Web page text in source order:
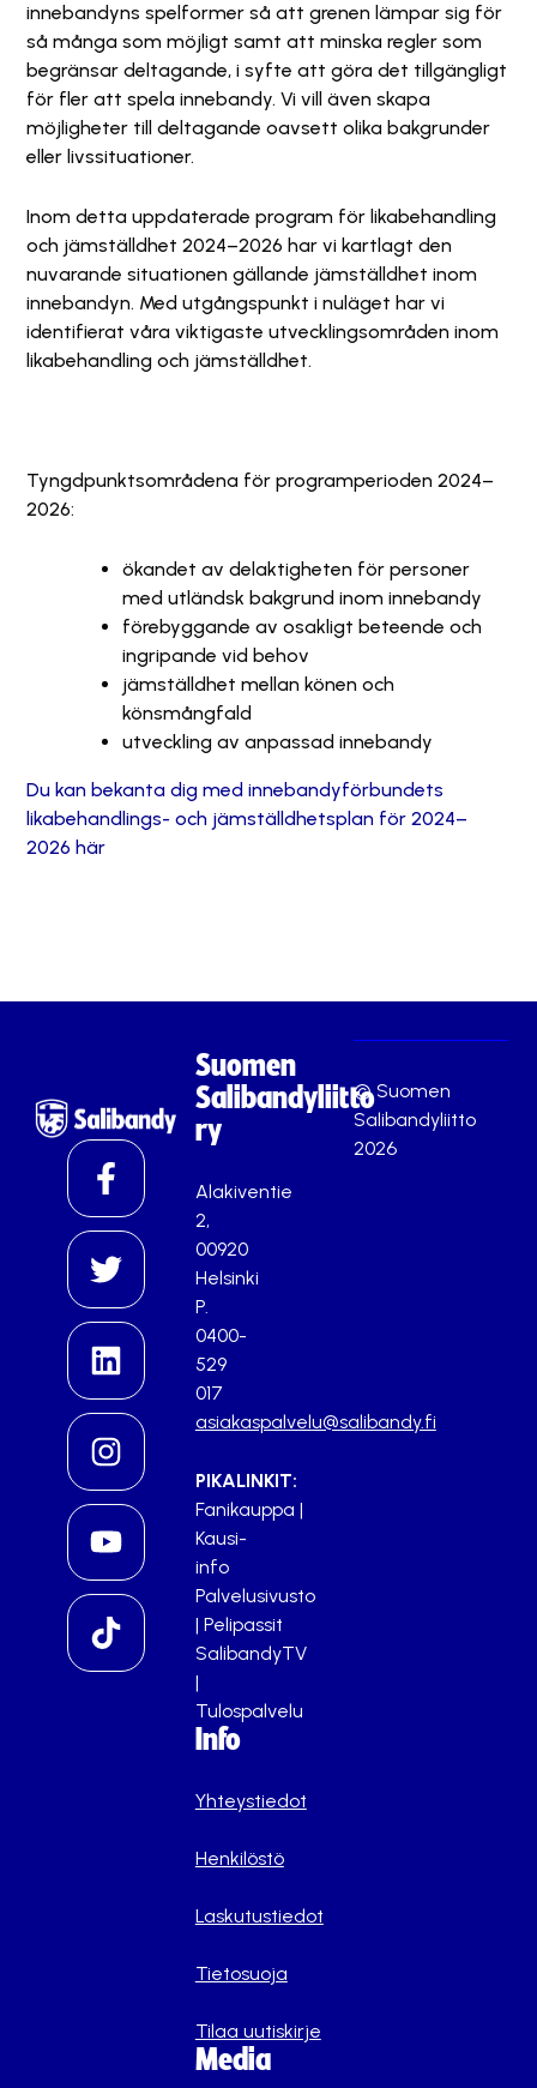
innebandyns spelformer så att grenen lämpar sig för
så många som möjligt samt att minska regler som
begränsar deltagande, i syfte att göra det tillgängligt
för fler att spela innebandy. Vi vill även skapa
möjligheter till deltagande oavsett olika bakgrunder
eller livssituationer.
Inom detta uppdaterade program för likabehandling
och jämställdhet 2024–2026 har vi kartlagt den
nuvarande situationen gällande jämställdhet inom
innebandyn. Med utgångspunkt i nuläget har vi
identifierat våra viktigaste utvecklingsområden inom
likabehandling och jämställdhet.
Tyngdpunktsområdena för programperioden 2024–
2026:
ökandet av delaktigheten för personer
med utländsk bakgrund inom innebandy
förebyggande av osakligt beteende och
ingripande vid behov
jämställdhet mellan könen och
könsmångfald
utveckling av anpassad innebandy
Du kan bekanta dig med innebandyförbundets
likabehandlings- och jämställdhetsplan för 2024–
2026 här
Suomen
Salibandyliitto
ry
Alakiventie
2,
00920
Helsinki
P.
0400-
529
017
asiakaspalvelu@salibandy.fi
PIKALINKIT:
Fanikauppa |
Kausi-
info
Palvelusivusto
| Pelipassit
SalibandyTV
|
Tulospalvelu
Info
Yhteystiedot
Henkilöstö
Laskutustiedot
Tietosuoja
Tilaa uutiskirje
Media
© Suomen
Salibandyliitto
2026